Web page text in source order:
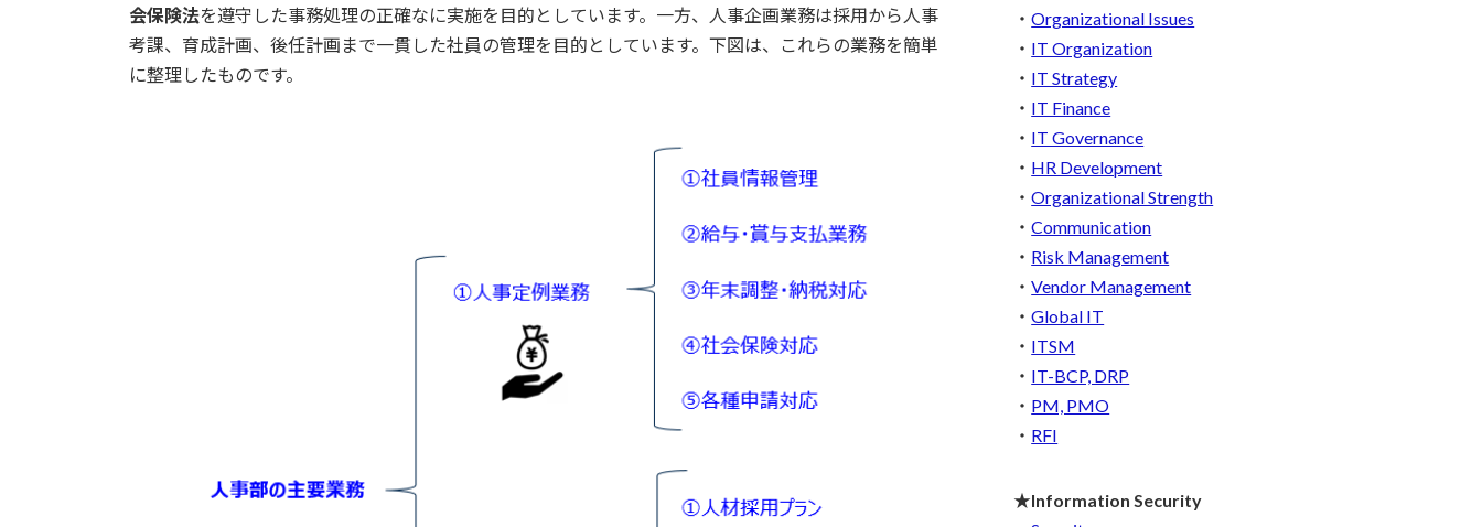
会保険法を遵守した事務処理の正確なに実施を目的としています。一方、人事企画業務は採用から人事
考課、育成計画、後任計画まで一貫した社員の管理を目的としています。下図は、これらの業務を簡単
に整理したものです。
・Organizational Issues
・ IT Organization
・ IT Strategy
・ IT Finance
・ IT Governance
・ HR Development
・Organizational Strength
・Communication
・ Risk Management
・Vendor Management
・Global IT
・ ITSM
・ IT-BCP, DRP
・ PM, PMO
・ RFI
★Information Security